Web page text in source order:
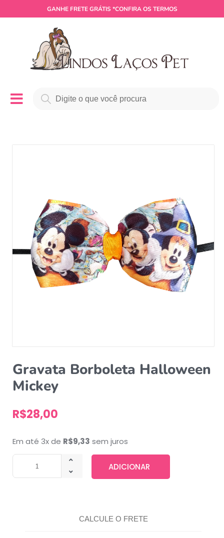
GANHE FRETE GRÁTIS *CONFIRA OS TERMOS
Gravata Borboleta Halloween
Mickey
R$28,00
Em até 3x de R$9,33 sem juros
ADICIONAR
CALCULE O FRETE